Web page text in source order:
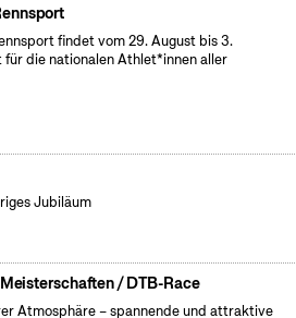
findet vom 29. August bis 3.
die nationalen Athlet*innen aller
Jubiläum
/ DTB-Race
Atmosphäre – spannende und attraktive